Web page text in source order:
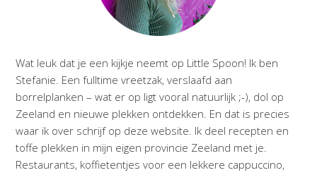
Wat leuk dat je een kijkje neemt op Little Spoon! Ik ben
Stefanie. Een fulltime vreetzak, verslaafd aan
borrelplanken – wat er op ligt vooral natuurlijk ;-), dol op
Zeeland en nieuwe plekken ontdekken. En dat is precies
waar ik over schrijf op deze website. Ik deel recepten en
toffe plekken in mijn eigen provincie Zeeland met je.
Restaurants, koffietentjes voor een lekkere cappuccino,